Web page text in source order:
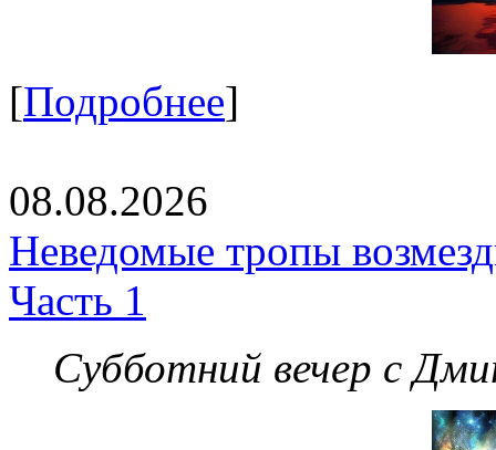
[Подробнее]
08.08.2026
Неведомые тропы
Часть 1
Субботний вечер с